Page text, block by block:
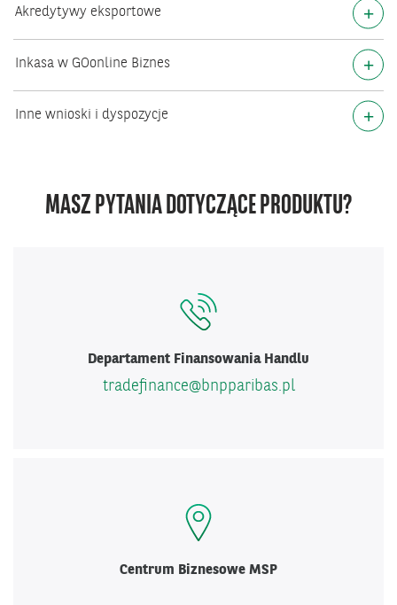
Akredytywy eksportowe +
Inkasa w GOonline Biznes +
Inne wnioski i dyspozycje +
MASZ PYTANIA DOTYCZĄCE PRODUKTU?
Departament Finansowania Handlu
tradefinance@bnpparibas.pl
Centrum Biznesowe MSP